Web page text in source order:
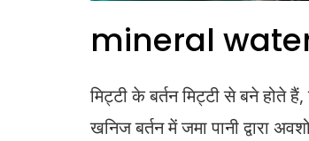
mineral
मिट्टी के बर्तन मिट्टी से बने होते
खनिज बर्तन में जमा पानी द्वारा